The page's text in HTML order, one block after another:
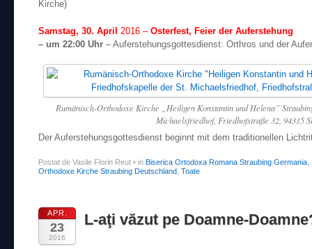
Kirche)
Samstag, 30. April 2016 – Osterfest, Feier der Auferstehung
– um 22:00 Uhr – Auferstehungsgottesdienst: Orthros und der
Rumänisch-Orthodoxe Kirche „Heiligen Konstantin und Helena”
Michaelsfriedhof, Friedhofstraße 32, 94315
Der Auferstehungsgottesdienst beginnt mit dem traditionellen
Postat de Vasile Florin Reut • in Biserica Ortodoxa Romana Straubing Germania
Orthodoxe Kirche Straubing Deutschland Toate
APR.
23
2016
L-aţi văzut pe Doamne-